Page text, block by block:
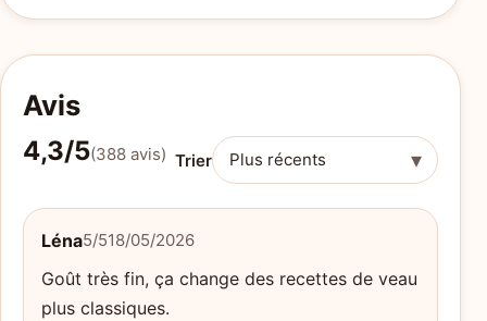
Avis
4,3/5(388 avis) Trier ▾
Léna5/518/05/2026
Goût très fin, ça change des recettes de veau
plus classiques.